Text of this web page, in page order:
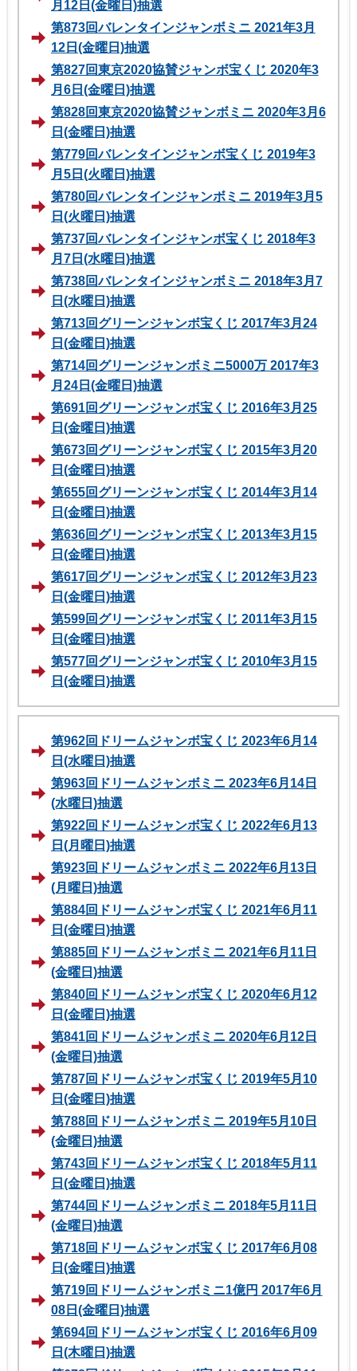
月12日(金曜日)抽選
第873回バレンタインジャンボミニ 2021年3月
12日(金曜日)抽選
第827回東京2020協賛ジャンボ宝くじ 2020年3
月6日(金曜日)抽選
第828回東京2020協賛ジャンボミニ 2020年3月6
日(金曜日)抽選
第779回バレンタインジャンボ宝くじ 2019年3
月5日(火曜日)抽選
第780回バレンタインジャンボミニ 2019年3月5
日(火曜日)抽選
第737回バレンタインジャンボ宝くじ 2018年3
月7日(水曜日)抽選
第738回バレンタインジャンボミニ 2018年3月7
日(水曜日)抽選
第713回グリーンジャンボ宝くじ 2017年3月24
日(金曜日)抽選
第714回グリーンジャンボミニ5000万 2017年3
月24日(金曜日)抽選
第691回グリーンジャンボ宝くじ 2016年3月25
日(金曜日)抽選
第673回グリーンジャンボ宝くじ 2015年3月20
日(金曜日)抽選
第655回グリーンジャンボ宝くじ 2014年3月14
日(金曜日)抽選
第636回グリーンジャンボ宝くじ 2013年3月15
日(金曜日)抽選
第617回グリーンジャンボ宝くじ 2012年3月23
日(金曜日)抽選
第599回グリーンジャンボ宝くじ 2011年3月15
日(金曜日)抽選
第577回グリーンジャンボ宝くじ 2010年3月15
日(金曜日)抽選
第962回ドリームジャンボ宝くじ 2023年6月14
日(水曜日)抽選
第963回ドリームジャンボミニ 2023年6月14日
(水曜日)抽選
第922回ドリームジャンボ宝くじ 2022年6月13
日(月曜日)抽選
第923回ドリームジャンボミニ 2022年6月13日
(月曜日)抽選
第884回ドリームジャンボ宝くじ 2021年6月11
日(金曜日)抽選
第885回ドリームジャンボミニ 2021年6月11日
(金曜日)抽選
第840回ドリームジャンボ宝くじ 2020年6月12
日(金曜日)抽選
第841回ドリームジャンボミニ 2020年6月12日
(金曜日)抽選
第787回ドリームジャンボ宝くじ 2019年5月10
日(金曜日)抽選
第788回ドリームジャンボミニ 2019年5月10日
(金曜日)抽選
第743回ドリームジャンボ宝くじ 2018年5月11
日(金曜日)抽選
第744回ドリームジャンボミニ 2018年5月11日
(金曜日)抽選
第718回ドリームジャンボ宝くじ 2017年6月08
日(金曜日)抽選
第719回ドリームジャンボミニ1億円 2017年6月
08日(金曜日)抽選
第694回ドリームジャンボ宝くじ 2016年6月09
日(木曜日)抽選